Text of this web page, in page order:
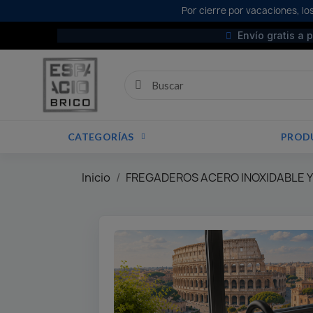
Por cierre por vacaciones,
Envío gratis a
CATEGORÍAS
Inicio FREGADEROS ACERO INOXIDABLE